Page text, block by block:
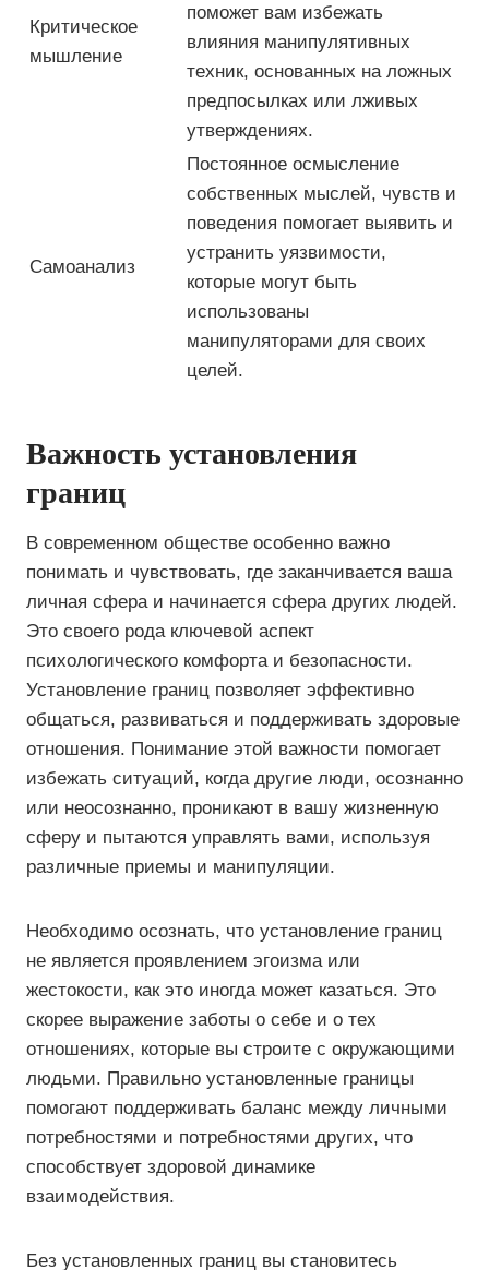
Критическое
мышление
поможет вам избежать
влияния манипулятивных
техник, основанных на ложных
предпосылках или лживых
утверждениях.
Самоанализ
Постоянное осмысление
собственных мыслей, чувств и
поведения помогает выявить и
устранить уязвимости,
которые могут быть
использованы
манипуляторами для своих
целей.
Важность установления
границ
В современном обществе особенно важно
понимать и чувствовать, где заканчивается ваша
личная сфера и начинается сфера других людей.
Это своего рода ключевой аспект
психологического комфорта и безопасности.
Установление границ позволяет эффективно
общаться, развиваться и поддерживать здоровые
отношения. Понимание этой важности помогает
избежать ситуаций, когда другие люди, осознанно
или неосознанно, проникают в вашу жизненную
сферу и пытаются управлять вами, используя
различные приемы и манипуляции.
Необходимо осознать, что установление границ
не является проявлением эгоизма или
жестокости, как это иногда может казаться. Это
скорее выражение заботы о себе и о тех
отношениях, которые вы строите с окружающими
людьми. Правильно установленные границы
помогают поддерживать баланс между личными
потребностями и потребностями других, что
способствует здоровой динамике
взаимодействия.
Без установленных границ вы становитесь